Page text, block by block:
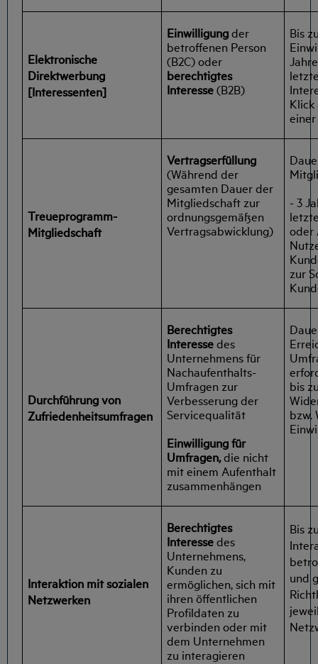
Elektronische
Direktwerbung
[Interessenten]
Einwilligungder
betroffenen Person
(B2C) oder
berechtigtes
Interesse(B2B)
Bis
Klick
Treueprogramm-
Mitgliedschaft
Vertragserfüllung
(Während der
gesamten Dauer der
Mitgliedschaft zur
ordnungsgemäßen
Vertragsabwicklung)
- 3
oder
zur
Durchführung von
Zufriedenheitsumfragen
Berechtigtes
Interessedes
Unternehmens für
Nachaufenthalts-
Umfragen zur
Verbesserung der
Servicequalität
Einwilligung für
Umfragen,die nicht
mit einem Aufenthalt
zusammenhängen
bis
bzw.
Interaktion mit sozialen
Netzwerken
Berechtigtes
Interessedes
Unternehmens,
Kunden zu
ermöglichen, sich mit
ihren öffentlichen
Profildaten zu
verbinden oder mit
dem Unternehmen
zu interagieren
Bis
und